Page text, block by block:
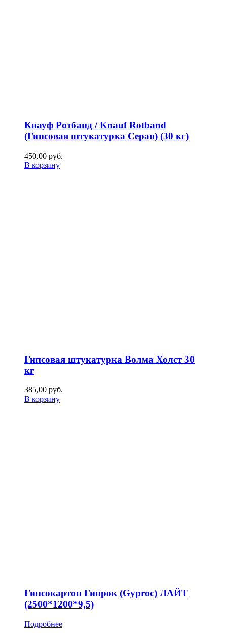
Кнауф Ротбанд / Knauf Rotband
(Гипсовая штукатурка Серая) (30 кг)
450,00 руб.
В корзину
Гипсовая штукатурка Волма Холст 30
кг
385,00 руб.
В корзину
Гипсокартон Гипрок (Gyproc) ЛАЙТ
(2500*1200*9,5)
Подробнее